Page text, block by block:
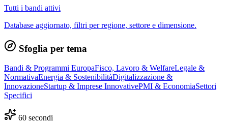
Tutti i bandi attivi
Database aggiornato, filtri per regione, settore e dimensione.
Sfoglia per tema
Bandi & Programmi EuropaFisco, Lavoro & WelfareLegale &
NormativaEnergia & SostenibilitàDigitalizzazione &
InnovazioneStartup & Imprese InnovativePMI & EconomiaSettori
Specifici
60 secondi